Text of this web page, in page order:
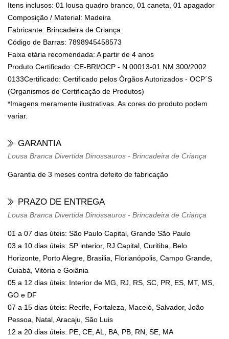
Itens inclusos: 01 lousa quadro branco, 01 caneta, 01 apagador
Composição / Material: Madeira
Fabricante: Brincadeira de Criança
Código de Barras: 7898945458573
Faixa etária recomendada: A partir de 4 anos
Produto Certificado: CE-BRI/OCP - N 00013-01 NM 300/2002
0133Certificado: Certificado pelos Órgãos Autorizados - OCP´S
(Organismos de Certificação de Produtos)
*Imagens meramente ilustrativas. As cores do produto podem
variar.
GARANTIA
Lousa Branca Divertida Dinossauros - Brincadeira de Criança
Garantia de 3 meses contra defeito de fabricação
PRAZO DE ENTREGA
Lousa Branca Divertida Dinossauros - Brincadeira de Criança
01 a 07 dias úteis: São Paulo Capital, Grande São Paulo
03 a 10 dias úteis: SP interior, RJ Capital, Curitiba, Belo
Horizonte, Porto Alegre, Brasilia, Florianópolis, Campo Grande,
Cuiabá, Vitória e Goiânia
05 a 12 dias úteis: Interior de MG, RJ, RS, SC, PR, ES, MT, MS,
GO e DF
07 a 15 dias úteis: Recife, Fortaleza, Maceió, Salvador, João
Pessoa, Natal, Aracaju, São Luis
12 a 20 dias úteis: PE, CE, AL, BA, PB, RN, SE, MA